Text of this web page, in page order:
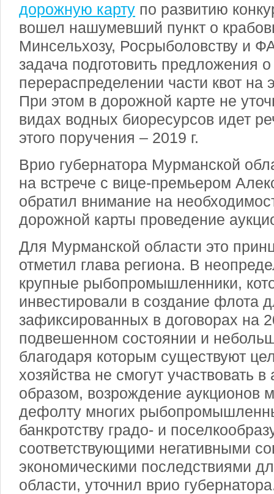
дорожную карту по развитию
вошел нашумевший пункт о
Минсельхозу, Росрыболовству и
задача подготовить предложения
перераспределении части квот на
При этом в дорожной карте не
видах водных биоресурсов идет
этого поручения – 2019 г.
Врио губернатора Мурманской
на встрече с вице-премьером
обратил внимание на
дорожной карты проведение
Для Мурманской области это
отметил глава региона. В
крупные рыбопромышленники,
инвестировали в создание флота
зафиксированных в договорах на
подвешенном состоянии и
благодаря которым существуют
хозяйства не смогут участвовать
образом, возрождение аукционов
дефолту многих
банкротству градо- и
соответствующими негативными
экономическими последствиями
области, уточнил врио